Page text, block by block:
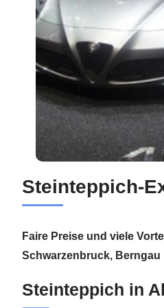
Steinteppich-
Faire Preise und viele
Schwarzenbruck,
Steinteppich in